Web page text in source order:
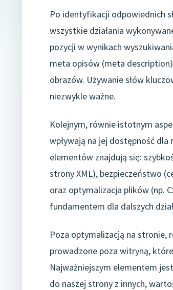
Po identyfikacji odpowiednich
wszystkie działania
pozycji w wynikach
meta opisów (meta
obrazów. Używanie słów
niezwykle ważne.
Kolejnym, równie istotnym
wpływają na jej dostępność
elementów znajdują się:
strony XML), bezpieczeństwo
oraz optymalizacja plików (np.
fundamentem dla dalszych
Poza optymalizacją na stronie,
prowadzone poza witryną,
Najważniejszym elementem
do naszej strony z innych,